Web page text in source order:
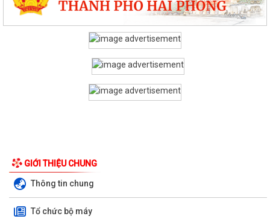
GIỚI THIỆU CHUNG
Thông tin chung
Tổ chức bộ máy